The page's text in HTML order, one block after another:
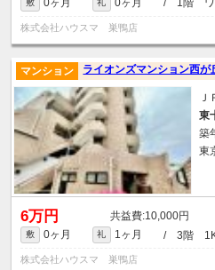
敷 礼 / 1階 ワ
株式会社ハウスマ 巣鴨店
ライオンズマンション西が
マンション
東
築
東
6万円 10,000円
敷 0ヶ月 礼 1ヶ月 / 3階 1K
株式会社ハウスマ 巣鴨店